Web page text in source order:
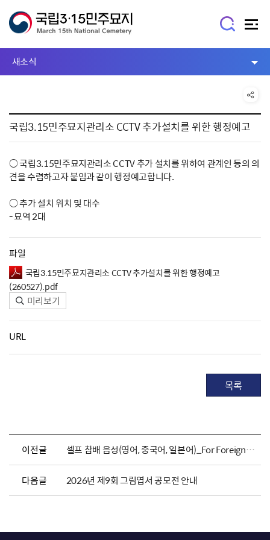
새소식
국립3.15민주묘지관리소 CCTV 추가설치를 위한 행정예고
○ 국립3.15민주묘지관리소 CCTV 추가 설치를 위하여 관계인 등의 의
견을 수렴하고자 붙임과 같이 행정예고합니다.
○ 추가 설치 위치 및 대수
- 묘역 2대
파일
국립3.15민주묘지관리소 CCTV 추가설치를 위한 행정예고
(260527).pdf
미리보기
URL
목록
이전글 셀프 참배 음성(영어, 중국어, 일본어)_For Foreigners
다음글 2026년 제9회 그림엽서 공모전 안내